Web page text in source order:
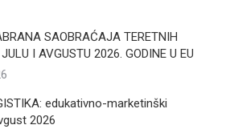
SAOBRAĆAJA TERETNIH
I AVGUSTU 2026. GODINE U EU
edukativno-marketinški
2026